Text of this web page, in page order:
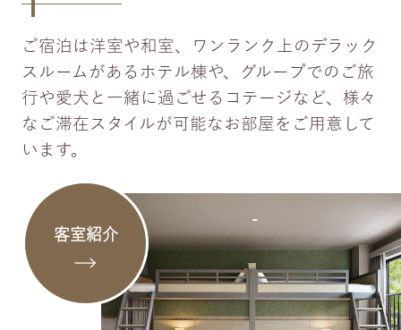
ご宿泊は洋室や和室、ワンランク上のデラック
スルームがあるホテル棟や、グループでのご旅
行や愛犬と一緒に過ごせるコテージなど、様々
なご滞在スタイルが可能なお部屋をご用意して
います。
客室紹介